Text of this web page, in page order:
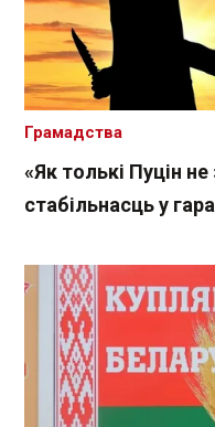
«Як толькі Пуцін
стабільнасць у
Грамадства